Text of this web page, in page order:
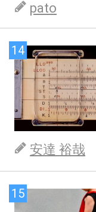
pato
14
安達 裕哉
15